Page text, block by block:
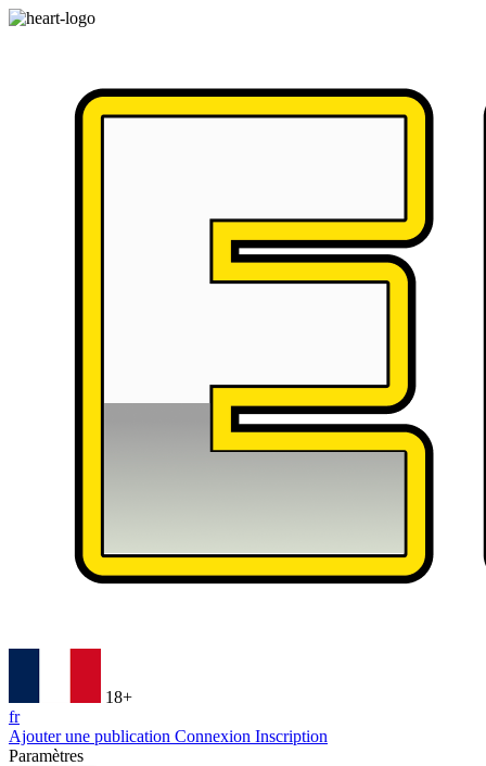
18+
fr
Ajouter une publication Connexion Inscription
Paramètres